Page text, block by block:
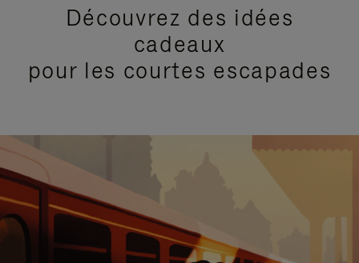
Découvrez des idées
cadeaux
pour les courtes escapades